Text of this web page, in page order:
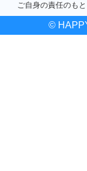
ご自身の責任のも
©